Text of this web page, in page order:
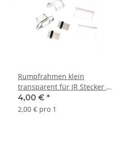
Rumpfrahmen klein
transparent für JR Stecker (2
Stück)
4,00 € *
2,00 € pro 1